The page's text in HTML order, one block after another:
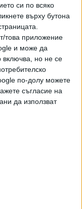
си по всяко
върху бутона
това приложение
и може да
но не се
по-долу можете
съгласие на
да използват
фокусирането на
"човек ще
от присъствието
за
Зукърбърг по